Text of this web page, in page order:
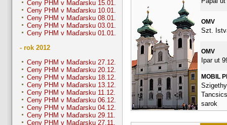
Ceny PHM v Maďarsku 15.01.
Ceny PHM v Maďarsku 10.01.
Ceny PHM v Maďarsku 08.01.
Ceny PHM v Maďarsku 03.01.
Ceny PHM v Maďarsku 01.01.
- rok 2012
Ceny PHM v Maďarsku 27.12.
Ceny PHM v Maďarsku 20.12.
Ceny PHM v Maďarsku 18.12.
Ceny PHM v Maďarsku 13.12.
Ceny PHM v Maďarsku 11.12.
Ceny PHM v Maďarsku 06.12.
Ceny PHM v Maďarsku 04.12.
Ceny PHM v Maďarsku 29.11.
Ceny PHM v Maďarsku 27.11.
OMV
Szt.
OMV
Ipar ut
MOBIL
sarok